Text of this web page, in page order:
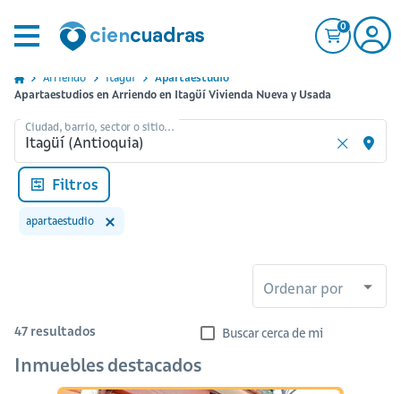
0
Arriendo Itagui
Apartaestudio
Apartaestudios en Arriendo en Itagüí Vivienda Nueva y Usada
Ciudad, barrio, sector o sitio...
Filtros
apartaestudio
Ordenar por
47 resultados Buscar cerca de mi
Inmuebles destacados